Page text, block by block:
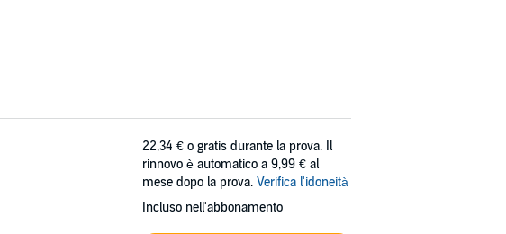
22,34 € o gratis durante la prova. Il
rinnovo è automatico a 9,99 € al
mese dopo la prova. Verifica l'idoneità
Incluso nell'abbonamento